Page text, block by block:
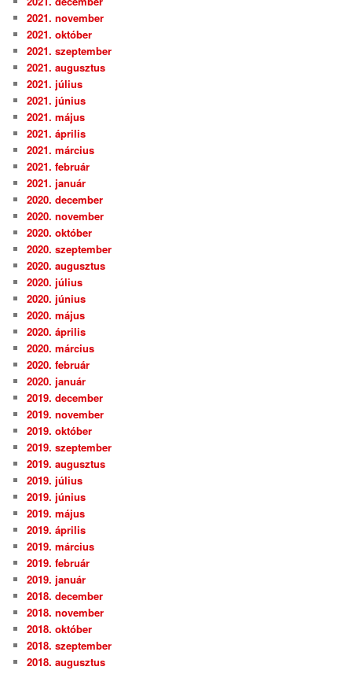
2021. november
2021. október
2021. szeptember
2021. augusztus
2021. július
2021. június
2021. május
2021. április
2021. március
2021. február
2021. január
2020. december
2020. november
2020. október
2020. szeptember
2020. augusztus
2020. július
2020. június
2020. május
2020. április
2020. március
2020. február
2020. január
2019. december
2019. november
2019. október
2019. szeptember
2019. augusztus
2019. július
2019. június
2019. május
2019. április
2019. március
2019. február
2019. január
2018. december
2018. november
2018. október
2018. szeptember
2018. augusztus